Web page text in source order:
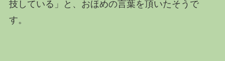
技している」と、おほめの言葉を頂いたそうで
す。